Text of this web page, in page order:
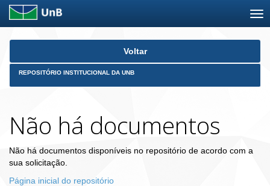
Skip
Voltar
REPOSITÓRIO INSTITUCIONAL DA UNB
Não há documentos
Não há documentos disponíveis no repositório de acordo com a
sua solicitação.
Página inicial do repositório